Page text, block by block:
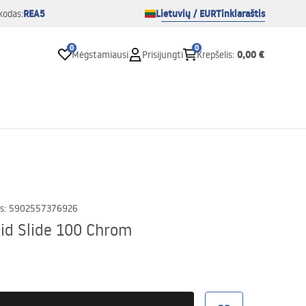
REA5 Lietuvių / EURTinklaraštis
0
Mėgstamiausi Prisijungti
0
Krepšelis: 0,00 €
: 5902557376926
Slide 100 Chrom